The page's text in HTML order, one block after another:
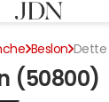
Beslon Dette
(50800)